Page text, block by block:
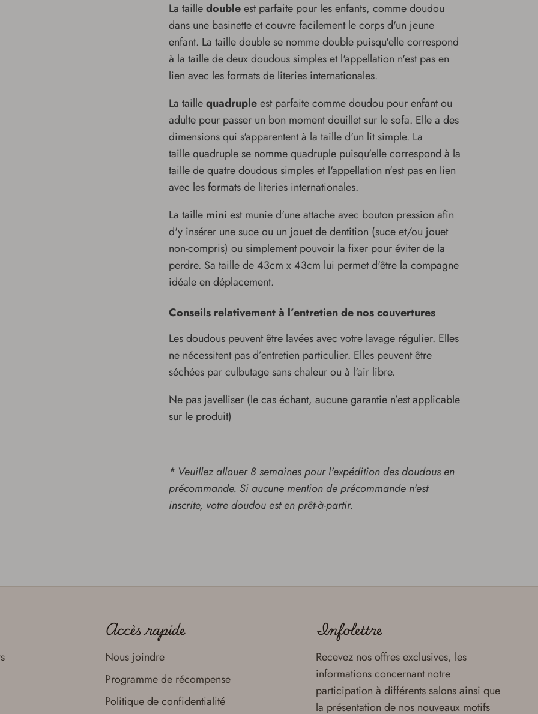
La tailledoubleest parfaite pour les enfants, comme doudou
dans une basinette et couvre facilement le corps d'un jeune
enfant. La taille double se nomme double puisqu'elle correspond
à la taille de deux doudous simples et l'appellation n'est pas en
lien avec les formats de literies internationales.
La taillequadrupleest parfaite comme doudou pour enfant ou
adulte pour passer un bon moment douillet sur le sofa. Elle a des
dimensions qui s'apparentent à la taille d'un lit simple. La
taille quadruple se nomme quadruple puisqu'elle correspond à la
taille de quatre doudous simples et l'appellation n'est pas en lien
avec les formats de literies internationales.
La taille mini est munie d'une attache avec bouton pression afin
d'y insérer une suce ou un jouet de dentition (suce et/ou jouet
non-compris) ou simplement pouvoir la fixer pour éviter de la
perdre. Sa taille de 43cm x 43cm lui permet d'être la compagne
idéale en déplacement.
Conseils relativement à l’entretien de nos couvertures
Les doudous peuvent être lavées avec votre lavage régulier. Elles
ne nécessitent pas d’entretien particulier. Elles peuvent être
séchées par culbutage sans chaleur ou à l'air libre.
Ne pas javelliser (le cas échant, aucune garantie n’est applicable
sur le produit)
* Veuillez allouer 8 semaines pour l'expédition des doudous en
précommande. Si aucune mention de précommande n'est
inscrite, votre doudou est en prêt-à-partir.
Accès rapide
Nous joindre
Programme de récompense
Politique de confidentialité
Infolettre
Recevez nos offres exclusives, les
informations concernant notre
participation à différents salons ainsi que
la présentation de nos nouveaux motifs